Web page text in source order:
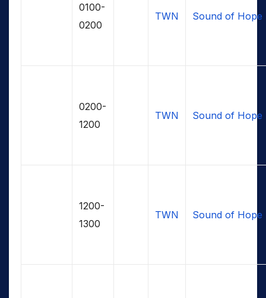
0100-
0200
TWN Sound of Hope
0200-
1200
TWN Sound of Hope
1200-
1300
TWN Sound of Hope